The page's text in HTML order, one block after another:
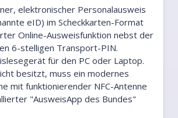
elektronischer Personalausweis
eID) im Scheckkarten-Format
Online-Ausweisfunktion nebst der
6-stelligen Transport-PIN.
für den PC oder Laptop.
besitzt, muss ein modernes
mit funktionierender NFC-Antenne
"AusweisApp des Bundes"